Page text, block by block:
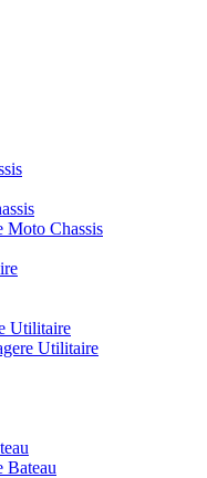
Moto Chassis
Utilitaire
Utilitaire
Bateau